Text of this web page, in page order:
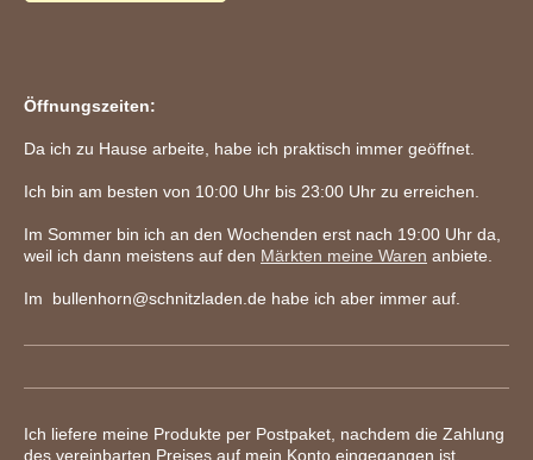
Öffnungszeiten:
Da ich zu Hause arbeite, habe ich praktisch immer geöffnet.
Ich bin am besten von 10:00 Uhr bis 23:00 Uhr zu erreichen.
Im Sommer bin ich an den Wochenden erst nach 19:00 Uhr da,
weil ich dann meistens auf den Märkten meine Waren anbiete.
Im bullenhorn@schnitzladen.de habe ich aber immer auf.
Ich liefere meine Produkte per Postpaket, nachdem die Zahlung
des vereinbarten Preises auf mein Konto eingegangen ist.